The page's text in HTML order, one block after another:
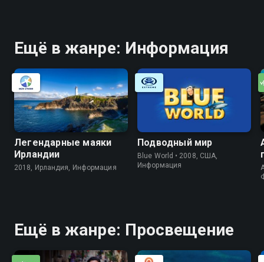
Ещё в жанре: Информация
Легендарные маяки
Ирландии
2018, Ирландия, Информация
Подводный мир
Blue World • 2008, США,
Информация
Ещё в жанре: Просвещение